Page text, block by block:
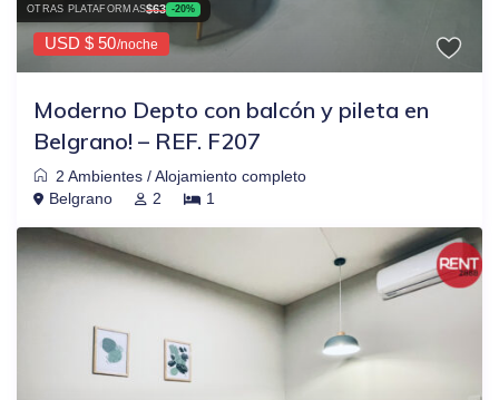
OTRAS PLATAFORMAS$63 -20%
USD $ 50/noche
Moderno Depto con balcón y pileta en
Belgrano! – REF. F207
2 Ambientes /Alojamiento completo
Belgrano
2 1